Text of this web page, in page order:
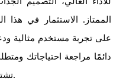
الممتاز. الاستثمار في
على تجربة مستخدم مثالية
دائمًا مراجعة احتياجاتك
تشتري منتجًا يلبي كافة هذه المتطلبات.